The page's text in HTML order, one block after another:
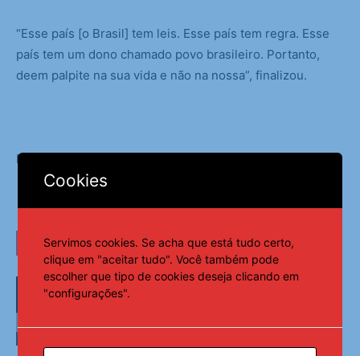
“Esse país [o Brasil] tem leis. Esse país tem regra. Esse
país tem um dono chamado povo brasileiro. Portanto,
deem palpite na sua vida e não na nossa”, finalizou.
Fonte:
LEIA TAMBÉM
Federação PSOL-Rede oficializa apoio
à candidatura de Lula à reeleição
Cookies
Servimos cookies. Se acha que está tudo certo,
clique em "aceitar tudo". Você também pode
escolher que tipo de cookies deseja clicando em
"configurações".